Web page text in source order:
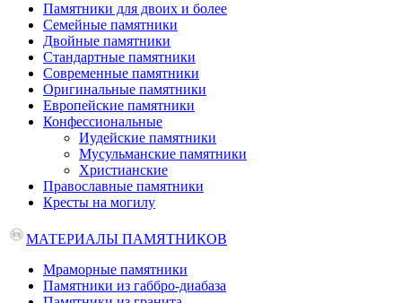
Памятники для двоих и более
Семейные памятники
Двойные памятники
Стандартные памятники
Современные памятники
Оригинальные памятники
Европейские памятники
Конфессиональные
Иудейские памятники
Мусульманские памятники
Христианские
Православные памятники
Кресты на могилу
МАТЕРИАЛЫ ПАМЯТНИКОВ
Мраморные памятники
Памятники из габбро-диабаза